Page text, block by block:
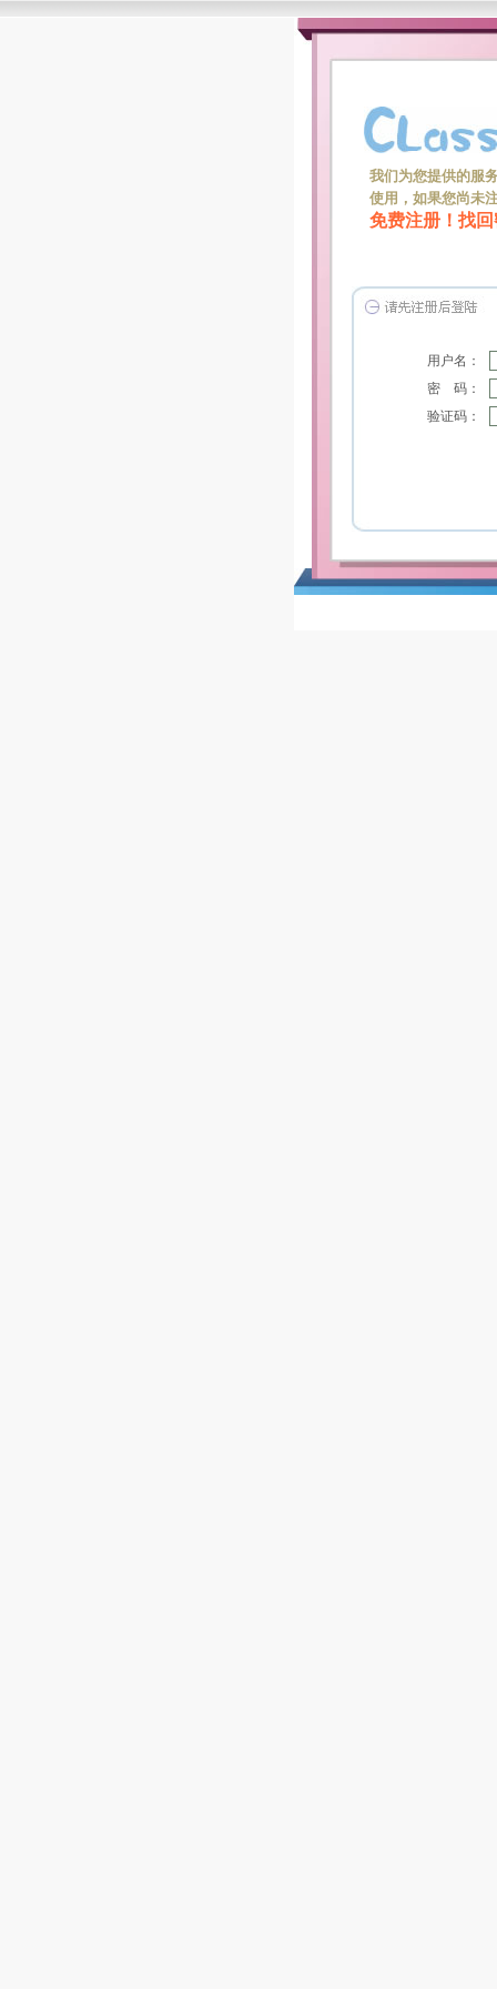
我们为您提供的服
使用，如果您尚未
免费注册！ 找回
用户名：
密 码：
验证码：